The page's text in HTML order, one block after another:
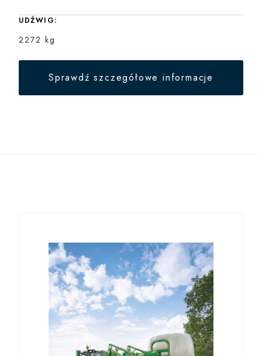
UDŹWIG:
2272 kg
Sprawdź szczegółowe informacje